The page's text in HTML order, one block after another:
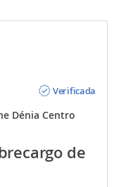
Verificada
Dénia Centro
de